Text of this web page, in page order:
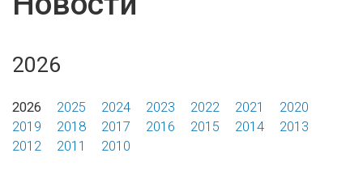
2026
2026 2025 2024 2023 2022 2021
2020
2019
2018 2017 2016 2015 2014
2013
2012
2011 2010